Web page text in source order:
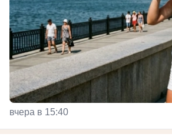
вчера в 15:40